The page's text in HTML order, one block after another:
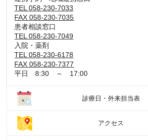
TEL 058-230-7033
FAX 058-230-7035
患者相談窓口
TEL 058-230-7049
入院・薬剤
TEL 058-230-6178
FAX 058-230-7377
平日 8:30 ～ 17:00
診療日・外来担当表
アクセス